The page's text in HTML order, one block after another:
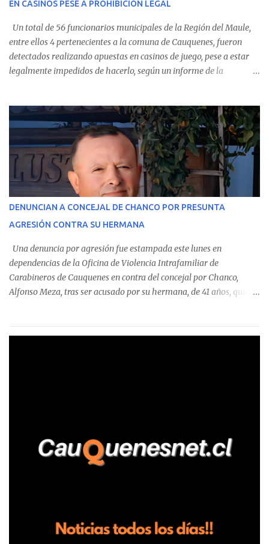
evolución favorable. No obstante, alrededo...
EN CASINOS PESE A PROHIBICIÓN LEGAL
Un total de 56 funcionarios municipales de la Región del Maule,
entre ellos 4 pertenecientes a la comuna de Cauquenes, fueron
detectados realizando apuestas en casinos de juego, pese a estar
legalmente impedidos de hacerlo, según un informe de la
estableció que estos funcionarios —quienes administran o
custodian fondos públicos— efectuaron transacciones por un
monto total de $116.075.918 entre enero de 2024 y junio de 2025.
En el detalle regional, se indica que en la comuna de Cauquenes se
identificó a cuatro funcionarios involucrados en este tipo de
operaciones. Asimismo, se precisa que uno de los casos
corresponde a un funcionario de la Municipalidad de Chanco,
detectaron incumplimientos a la normativa vigente. El informe
precisa que la mayor cantidad de dinero apostado se registró en
Talca, donde...
DENUNCIAN A CONCEJAL DE CHANCO POR PRESUNTA
AGRESIÓN CONTRA SU HERMANA
Una denuncia por agresión fue estampada este lunes en
dependencias de la Oficina de Violencia Intrafamiliar de
Carabineros de Cauquenes en contra del concejal por Chanco,
Alfonso Meza, tras ser acusado por su hermana, de 41 años, quien
relató que los hechos ocurrieron cerca de las 11:30 horas en el
trabajadores, el edil descendió del vehículo y, en medio de la
confrontación, la habría tomado de los hombros, empujado al
suelo y agredido con golpes de pies y manos, mientr...